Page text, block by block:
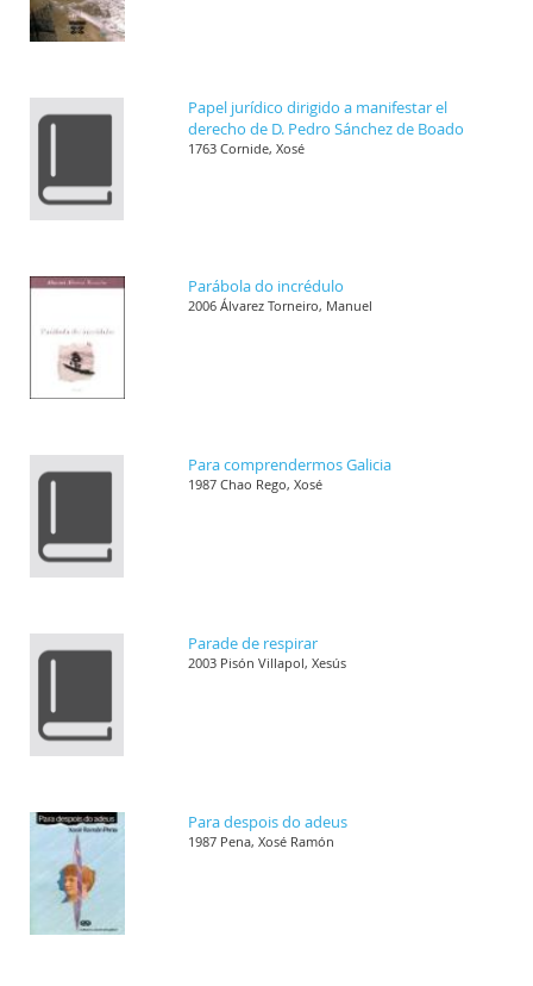
Papel jurídico dirigido a manifestar el
derecho de D. Pedro Sánchez de Boado
1763 Cornide, Xosé
Parábola do incrédulo
2006 Álvarez Torneiro, Manuel
Para comprendermos Galicia
1987 Chao Rego, Xosé
Parade de respirar
2003 Pisón Villapol, Xesús
Para despois do adeus
1987 Pena, Xosé Ramón